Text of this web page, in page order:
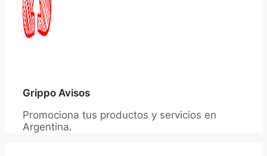
Grippo Avisos
Promociona tus productos y servicios en
Argentina.